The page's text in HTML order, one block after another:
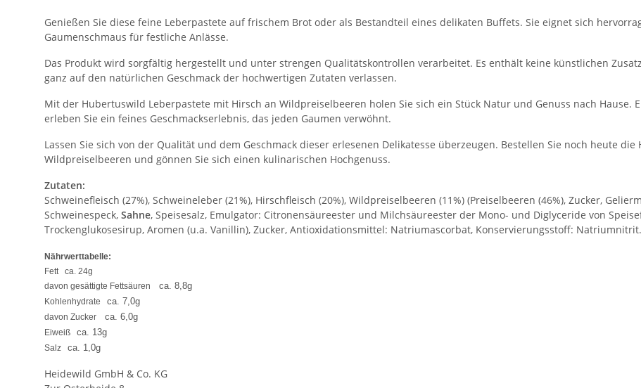
Genießen Sie diese feine Leberpastete auf frischem Brot oder als Bestandteil eines delikaten Buffets. Sie eignet sich
Gaumenschmaus für festliche Anlässe.
Das Produkt wird sorgfältig hergestellt und unter strengen Qualitätskontrollen verarbeitet. Es enthält keine künstlichen
ganz auf den natürlichen Geschmack der hochwertigen Zutaten verlassen.
Mit der Hubertuswild Leberpastete mit Hirsch an Wildpreiselbeeren holen Sie sich ein Stück Natur und Genuss nach Hause.
erleben Sie ein feines Geschmackserlebnis, das jeden Gaumen verwöhnt.
Lassen Sie sich von der Qualität und dem Geschmack dieser erlesenen Delikatesse überzeugen. Bestellen Sie noch heute
Wildpreiselbeeren und gönnen Sie sich einen kulinarischen Hochgenuss.
Zutaten:
Schweinefleisch (27%), Schweineleber (21%), Hirschfleisch (20%), Wildpreiselbeeren (11%) (Preiselbeeren (46%), Zucker,
Schweinespeck, Sahne, Speisesalz, Emulgator: Citronensäureester und Milchsäureester der Mono- und Diglyceride von
Trockenglukosesirup, Aromen (u.a. Vanillin), Zucker, Antioxidationsmittel: Natriumascorbat, Konservierungsstoff: Natriumnitrit.
Nährwerttabelle:
Fett ca. 24g
davon gesättigte Fettsäuren ca. 8,8g
Kohlenhydrate ca. 7,0g
davon Zucker ca. 6,0g
Eiweiß ca. 13g
Salz ca. 1,0g
Heidewild GmbH & Co. KG